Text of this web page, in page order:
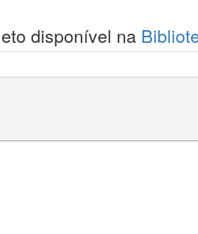
disponível na